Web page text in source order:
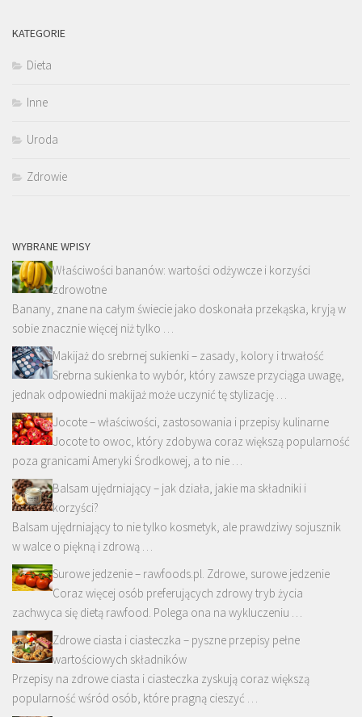
KATEGORIE
Dieta
Inne
Uroda
Zdrowie
WYBRANE WPISY
Właściwości bananów: wartości odżywcze i korzyści
zdrowotne
Banany, znane na całym świecie jako doskonała przekąska, kryją w
sobie znacznie więcej niż tylko …
Makijaż do srebrnej sukienki – zasady, kolory i trwałość
Srebrna sukienka to wybór, który zawsze przyciąga uwagę,
jednak odpowiedni makijaż może uczynić tę stylizację …
Jocote – właściwości, zastosowania i przepisy kulinarne
Jocote to owoc, który zdobywa coraz większą popularność
poza granicami Ameryki Środkowej, a to nie …
Balsam ujędrniający – jak działa, jakie ma składniki i
korzyści?
Balsam ujędrniający to nie tylko kosmetyk, ale prawdziwy sojusznik
w walce o piękną i zdrową …
Surowe jedzenie – rawfoods.pl. Zdrowe, surowe jedzenie
Coraz więcej osób preferujących zdrowy tryb życia
zachwyca się dietą rawfood. Polega ona na wykluczeniu …
Zdrowe ciasta i ciasteczka – pyszne przepisy pełne
wartościowych składników
Przepisy na zdrowe ciasta i ciasteczka zyskują coraz większą
popularność wśród osób, które pragną cieszyć …